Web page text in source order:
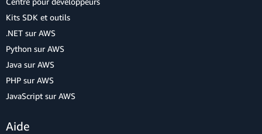
Kits SDK et outils
.NET sur AWS
Python sur AWS
Java sur AWS
PHP sur AWS
JavaScript sur AWS
Aide